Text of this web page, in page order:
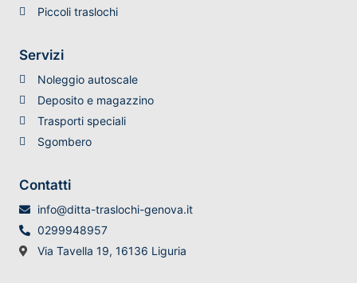
Piccoli traslochi
Servizi
Noleggio autoscale
Deposito e magazzino
Trasporti speciali
Sgombero
Contatti
info@ditta-traslochi-genova.it
0299948957
Via Tavella 19, 16136 Liguria